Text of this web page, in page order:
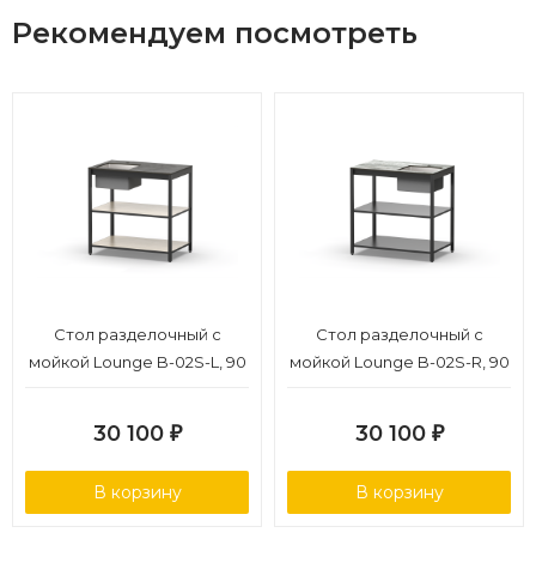
Рекомендуем посмотреть
Cтол разделочный с
мойкой Lounge B-02S-L, 90
30 100 ₽
В корзину
Cтол разделочный с
мойкой Lounge B-02S-R, 90
30 100 ₽
В корзину